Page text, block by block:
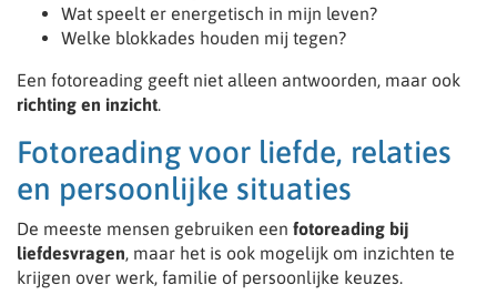
Wat speelt er energetisch in mijn leven?
Welke blokkades houden mij tegen?
Een fotoreading geeft niet alleen antwoorden, maar ook
richting en inzicht.
Fotoreading voor liefde, relaties
en persoonlijke situaties
De meeste mensen gebruiken een fotoreading bij
liefdesvragen, maar het is ook mogelijk om inzichten te
krijgen over werk, familie of persoonlijke keuzes.